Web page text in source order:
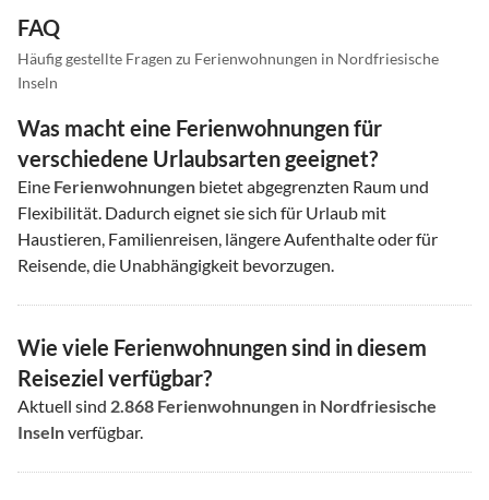
FAQ
Häufig gestellte Fragen zu Ferienwohnungen in Nordfriesische
Inseln
Was macht eine Ferienwohnungen für
verschiedene Urlaubsarten geeignet?
Eine Ferienwohnungen bietet abgegrenzten Raum und
Flexibilität. Dadurch eignet sie sich für Urlaub mit
Haustieren, Familienreisen, längere Aufenthalte oder für
Reisende, die Unabhängigkeit bevorzugen.
Wie viele Ferienwohnungen sind in diesem
Reiseziel verfügbar?
Aktuell sind 2.868 Ferienwohnungen in Nordfriesische
Inselnverfügbar.